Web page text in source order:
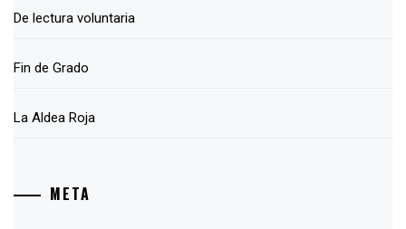
De lectura voluntaria
Fin de Grado
La Aldea Roja
META